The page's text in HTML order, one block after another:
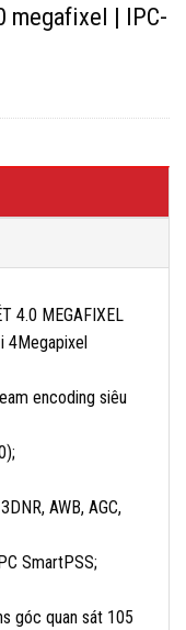
megafixel | IPC-
4.0 MEGAFIXEL
4Megapixel
encoding siêu
AWB, AGC,
SmartPSS;
góc quan sát 105